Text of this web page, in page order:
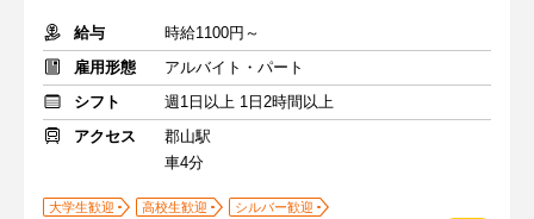
給与
時給1100円～
雇用形態
アルバイト・パート
シフト
週1日以上 1日2時間以上
アクセス
郡山駅
車4分
大学生歓迎 高校生歓迎 シルバー歓迎